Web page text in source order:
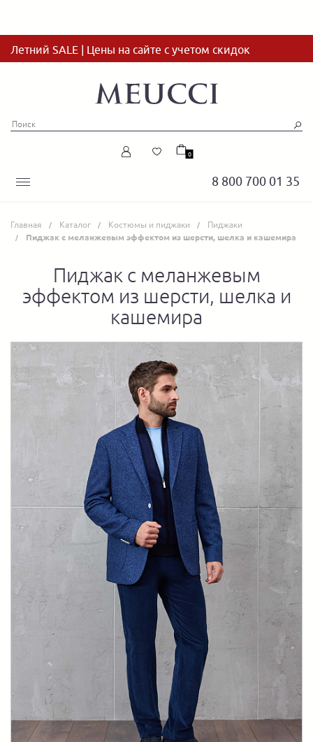
Летний SALE | Цены на сайте с учетом скидок
8 800 700 01 35
0
Главная Каталог Костюмы и пиджаки Пиджаки
Пиджак с меланжевым эффектом из шерсти, шелка и кашемира
Пиджак с меланжевым
эффектом из шерсти, шелка и
кашемира